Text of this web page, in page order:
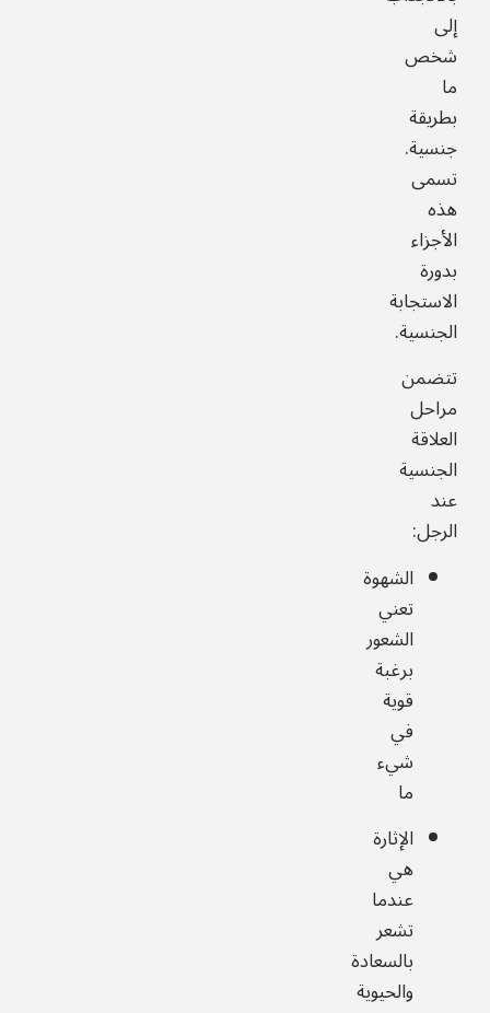
إلى
شخص
ما
بطريقة
جنسية.
تسمى
هذه
الأجزاء
بدورة
الاستجابة
الجنسية.
تتضمن
مراحل
العلاقة
الجنسية
عند
الرجل:
الشهوة
تعني
الشعور
برغبة
قوية
في
شيء
ما
الإثارة
هي
عندما
تشعر
بالسعادة
والحيوية